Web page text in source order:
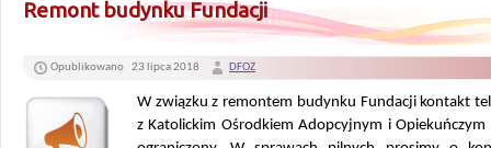
Remont budynku Fundacji
Opublikowano 23 lipca 2018 DFOZ
W związku z remontem budynku Fundacji kontakt
z Katolickim Ośrodkiem Adopcyjnym i Opiekuńczym